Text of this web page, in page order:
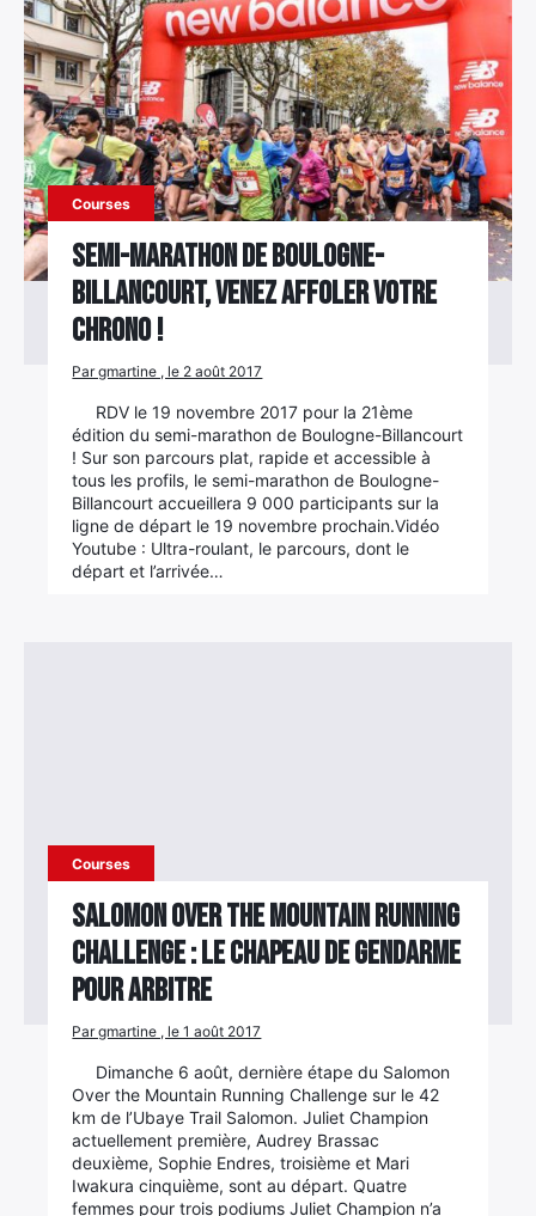
Courses
SEMI-MARATHON DE BOULOGNE-
BILLANCOURT, VENEZ AFFOLER VOTRE
CHRONO !
Par gmartine , le 2 août 2017
RDV le 19 novembre 2017 pour la 21ème
édition du semi-marathon de Boulogne-Billancourt
! Sur son parcours plat, rapide et accessible à
tous les profils, le semi-marathon de Boulogne-
Billancourt accueillera 9 000 participants sur la
ligne de départ le 19 novembre prochain.Vidéo
Youtube : Ultra-roulant, le parcours, dont le
départ et l’arrivée…
Courses
Salomon Over the Mountain Running
Challenge : le Chapeau de Gendarme
pour arbitre
Par gmartine , le 1 août 2017
Dimanche 6 août, dernière étape du Salomon
Over the Mountain Running Challenge sur le 42
km de l’Ubaye Trail Salomon. Juliet Champion
actuellement première, Audrey Brassac
deuxième, Sophie Endres, troisième et Mari
Iwakura cinquième, sont au départ. Quatre
femmes pour trois podiums Juliet Champion n’a